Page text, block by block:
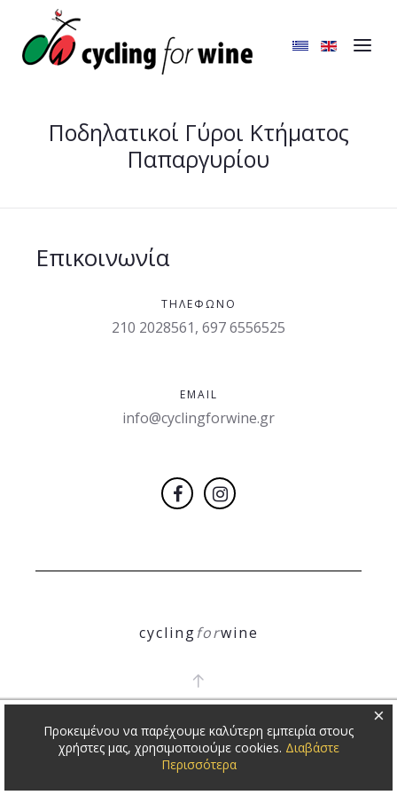
Ποδηλατικοί Γύροι Κτήματος
Παπαργυρίου
Επικοινωνία
ΤΗΛΈΦΩΝΟ
210 2028561, 697 6556525
EMAIL
info@cyclingforwine.gr
cyclingforwine
COPYRIGHT 2018Θ. ΝΙΚΟΛΕΤΟΠΟΥΛΟΣ
×
Προκειμένου να παρέχουμε καλύτερη εμπειρία στους
χρήστες μας, χρησιμοποιούμε cookies. Διαβάστε
Περισσότερα